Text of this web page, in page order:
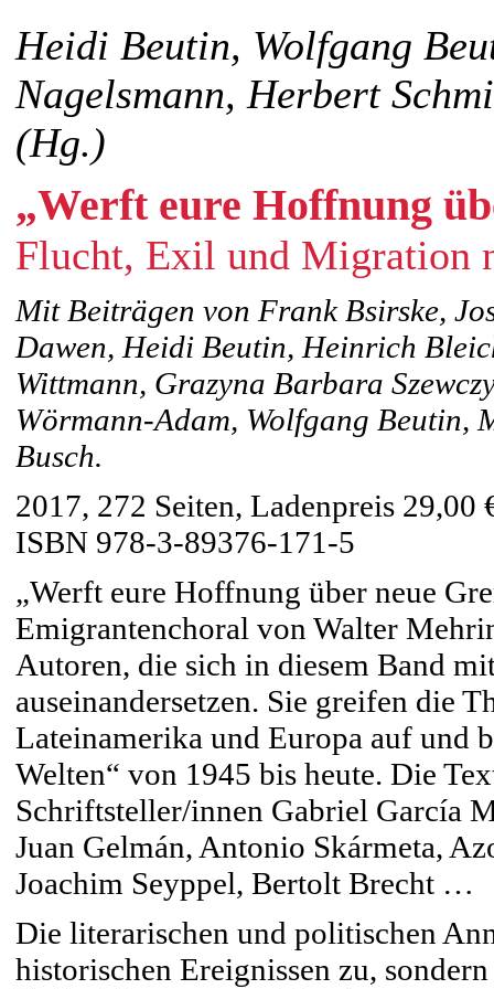
Heidi Beutin, Wolfgang
Nagelsmann, Herbert
(Hg.)
„Werft eure Hoffnung
Flucht, Exil und Migration
Mit Beiträgen von Frank Bsirske,
Dawen, Heidi Beutin, Heinrich
Wittmann, Grazyna Barbara
Wörmann-Adam, Wolfgang Beutin,
Busch.
2017, 272 Seiten, Ladenpreis 29,00
ISBN 978-3-89376-171-5
„Werft eure Hoffnung über neue
Emigrantenchoral von Walter
Autoren, die sich in diesem Band
auseinandersetzen. Sie greifen die
Lateinamerika und Europa auf und
Welten“ von 1945 bis heute. Die
Schriftsteller/innen Gabriel García
Juan Gelmán, Antonio Skármeta,
Joachim Seyppel, Bertolt Brecht …
Die literarischen und politischen
historischen Ereignissen zu,